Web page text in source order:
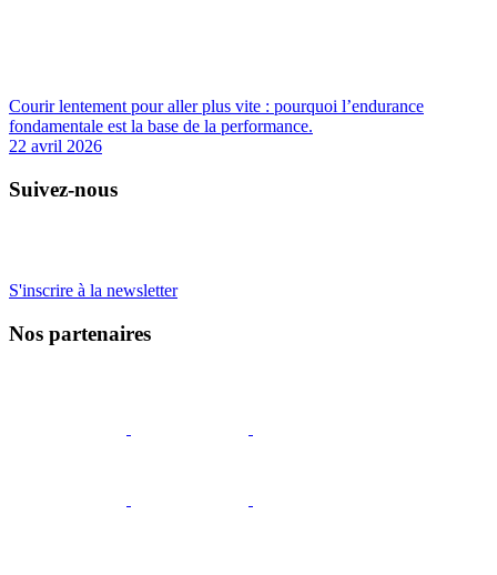
Courir lentement pour aller plus vite : pourquoi l’endurance
fondamentale est la base de la performance.
22 avril 2026
Suivez-nous
S'inscrire à la newsletter
Nos partenaires